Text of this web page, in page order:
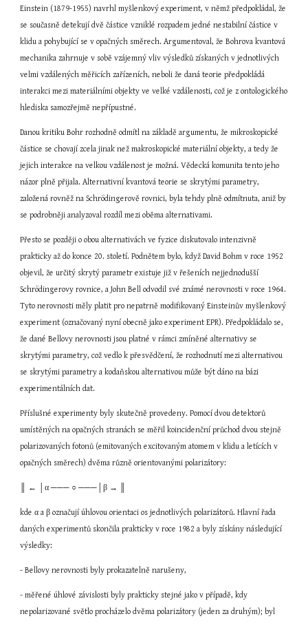
Einstein (1879-1955) navrhl myšlenkový experiment, v němž předpokládal, že
se současně detekují dvě částice vzniklé rozpadem jedné nestabilní částice v
klidu a pohybující se v opačných směrech. Argumentoval, že Bohrova kvantová
mechanika zahrnuje v sobě vzájemný vliv výsledků získaných v jednotlivých
velmi vzdálených měřicích zařízeních, neboli že daná teorie předpokládá
interakci mezi materiálními objekty ve velké vzdálenosti, což je z ontologického
hlediska samozřejmě nepřípustné.
Danou kritiku Bohr rozhodně odmítl na základě argumentu, že mikroskopické
částice se chovají zcela jinak než makroskopické materiální objekty, a tedy že
jejich interakce na velkou vzdálenost je možná. Vědecká komunita tento jeho
názor plně přijala. Alternativní kvantová teorie se skrytými parametry,
založená rovněž na Schrödingerově rovnici, byla tehdy plně odmítnuta, aniž by
se podrobněji analyzoval rozdíl mezi oběma alternativami.
Přesto se později o obou alternativách ve fyzice diskutovalo intenzivně
prakticky až do konce 20. století. Podnětem bylo, když David Bohm v roce 1952
objevil, že určitý skrytý parametr existuje již v řešeních nejjednodušší
Schrödingerovy rovnice, a John Bell odvodil své známé nerovnosti v roce 1964.
Tyto nerovnosti měly platit pro nepatrně modifikovaný Einsteinův myšlenkový
experiment (označovaný nyní obecně jako experiment EPR). Předpokládalo se,
že dané Bellovy nerovnosti jsou platné v rámci zmíněné alternativy se
skrytými parametry, což vedlo k přesvědčení, že rozhodnutí mezi alternativou
se skrytými parametry a kodaňskou alternativou může být dáno na bázi
experimentálních dat.
Příslušné experimenty byly skutečně provedeny. Pomocí dvou detektorů
umístěných na opačných stranách se měřil koincidenční průchod dvou stejně
polarizovaných fotonů (emitovaných excitovaným atomem v klidu a letících v
opačných směrech) dvěma různě orientovanými polarizátory:
║ ← │α ─── ○ ───│β → ║
kde α a β označují úhlovou orientaci os jednotlivých polarizátorů. Hlavní řada
daných experimentů skončila prakticky v roce 1982 a byly získány následující
výsledky:
- Bellovy nerovnosti byly prokazatelně narušeny,
- měřené úhlové závislosti byly prakticky stejné jako v případě, kdy
nepolarizované světlo procházelo dvěma polarizátory (jeden za druhým); byl